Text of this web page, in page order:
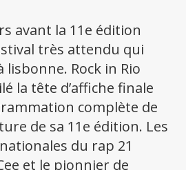
avant la 11e édition
très attendu qui
Rock in Rio
la tête d’affiche finale
complète de
de sa 11e édition. Les
du rap 21
et le pionnier de